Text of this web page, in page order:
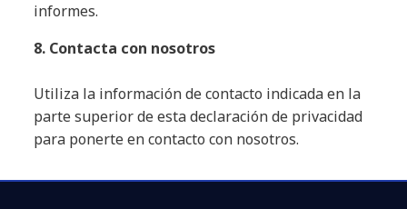
informes.
8. Contacta con nosotros
Utiliza la información de contacto indicada en la
parte superior de esta declaración de privacidad
para ponerte en contacto con nosotros.